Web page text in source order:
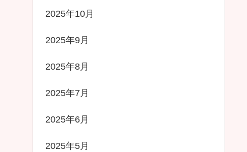
2025年10月
2025年9月
2025年8月
2025年7月
2025年6月
2025年5月